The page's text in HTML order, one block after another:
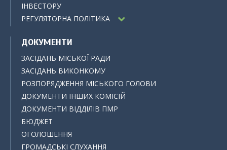
ІНВЕСТОРУ
РЕГУЛЯТОРНА ПОЛІТИКА
ДОКУМЕНТИ
ЗАСІДАНЬ МІСЬКОЇ РАДИ
ЗАСІДАНЬ ВИКОНКОМУ
РОЗПОРЯДЖЕННЯ МІСЬКОГО ГОЛОВИ
ДОКУМЕНТИ ІНШИХ КОМІСІЙ
ДОКУМЕНТИ ВІДДІЛІВ ПМР
БЮДЖЕТ
ОГОЛОШЕННЯ
ГРОМАДСЬКІ СЛУХАННЯ